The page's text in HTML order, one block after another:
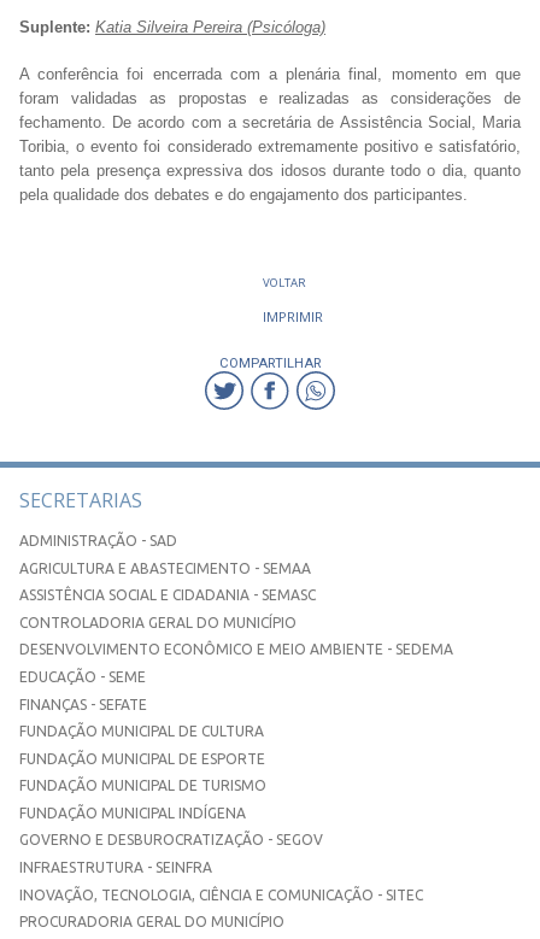
Suplente: Katia Silveira Pereira (Psicóloga)
A conferência foi encerrada com a plenária final, momento em que
foram validadas as propostas e realizadas as considerações de
fechamento. De acordo com a secretária de Assistência Social, Maria
Toribia, o evento foi considerado extremamente positivo e satisfatório,
tanto pela presença expressiva dos idosos durante todo o dia, quanto
pela qualidade dos debates e do engajamento dos participantes.
VOLTAR
IMPRIMIR
COMPARTILHAR
SECRETARIAS
ADMINISTRAÇÃO - SAD
AGRICULTURA E ABASTECIMENTO - SEMAA
ASSISTÊNCIA SOCIAL E CIDADANIA - SEMASC
CONTROLADORIA GERAL DO MUNICÍPIO
DESENVOLVIMENTO ECONÔMICO E MEIO AMBIENTE - SEDEMA
EDUCAÇÃO - SEME
FINANÇAS - SEFATE
FUNDAÇÃO MUNICIPAL DE CULTURA
FUNDAÇÃO MUNICIPAL DE ESPORTE
FUNDAÇÃO MUNICIPAL DE TURISMO
FUNDAÇÃO MUNICIPAL INDÍGENA
GOVERNO E DESBUROCRATIZAÇÃO - SEGOV
INFRAESTRUTURA - SEINFRA
INOVAÇÃO, TECNOLOGIA, CIÊNCIA E COMUNICAÇÃO - SITEC
PROCURADORIA GERAL DO MUNICÍPIO